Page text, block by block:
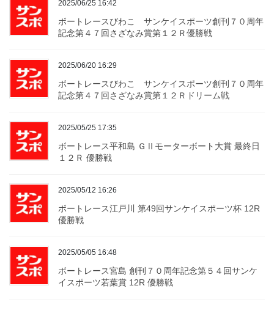
2025/06/25 16:42
ボートレースびわこ サンケイスポーツ創刊７０周年
記念第４７回さざなみ賞第１２Ｒ優勝戦
2025/06/20 16:29
ボートレースびわこ サンケイスポーツ創刊７０周年
記念第４７回さざなみ賞第１２Ｒドリーム戦
2025/05/25 17:35
ボートレース平和島 ＧⅡモーターボート大賞 最終日
１２Ｒ 優勝戦
2025/05/12 16:26
ボートレース江戸川 第49回サンケイスポーツ杯 12R
優勝戦
2025/05/05 16:48
ボートレース宮島 創刊７０周年記念第５４回サンケ
イスポーツ若葉賞 12R 優勝戦